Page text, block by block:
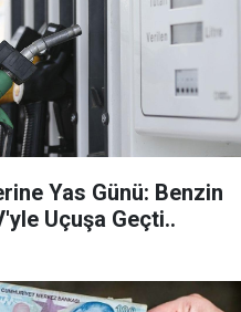
Yas Günü: Benzin
Fiyatları ÖTV'yle Uçuşa Geçti..